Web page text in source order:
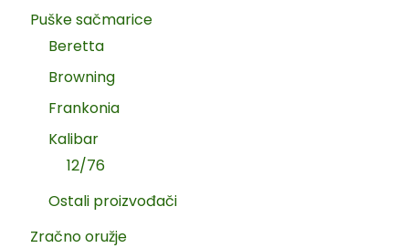
Puške sačmarice
Beretta
Browning
Frankonia
Kalibar
12/76
Ostali proizvođači
Zračno oružje